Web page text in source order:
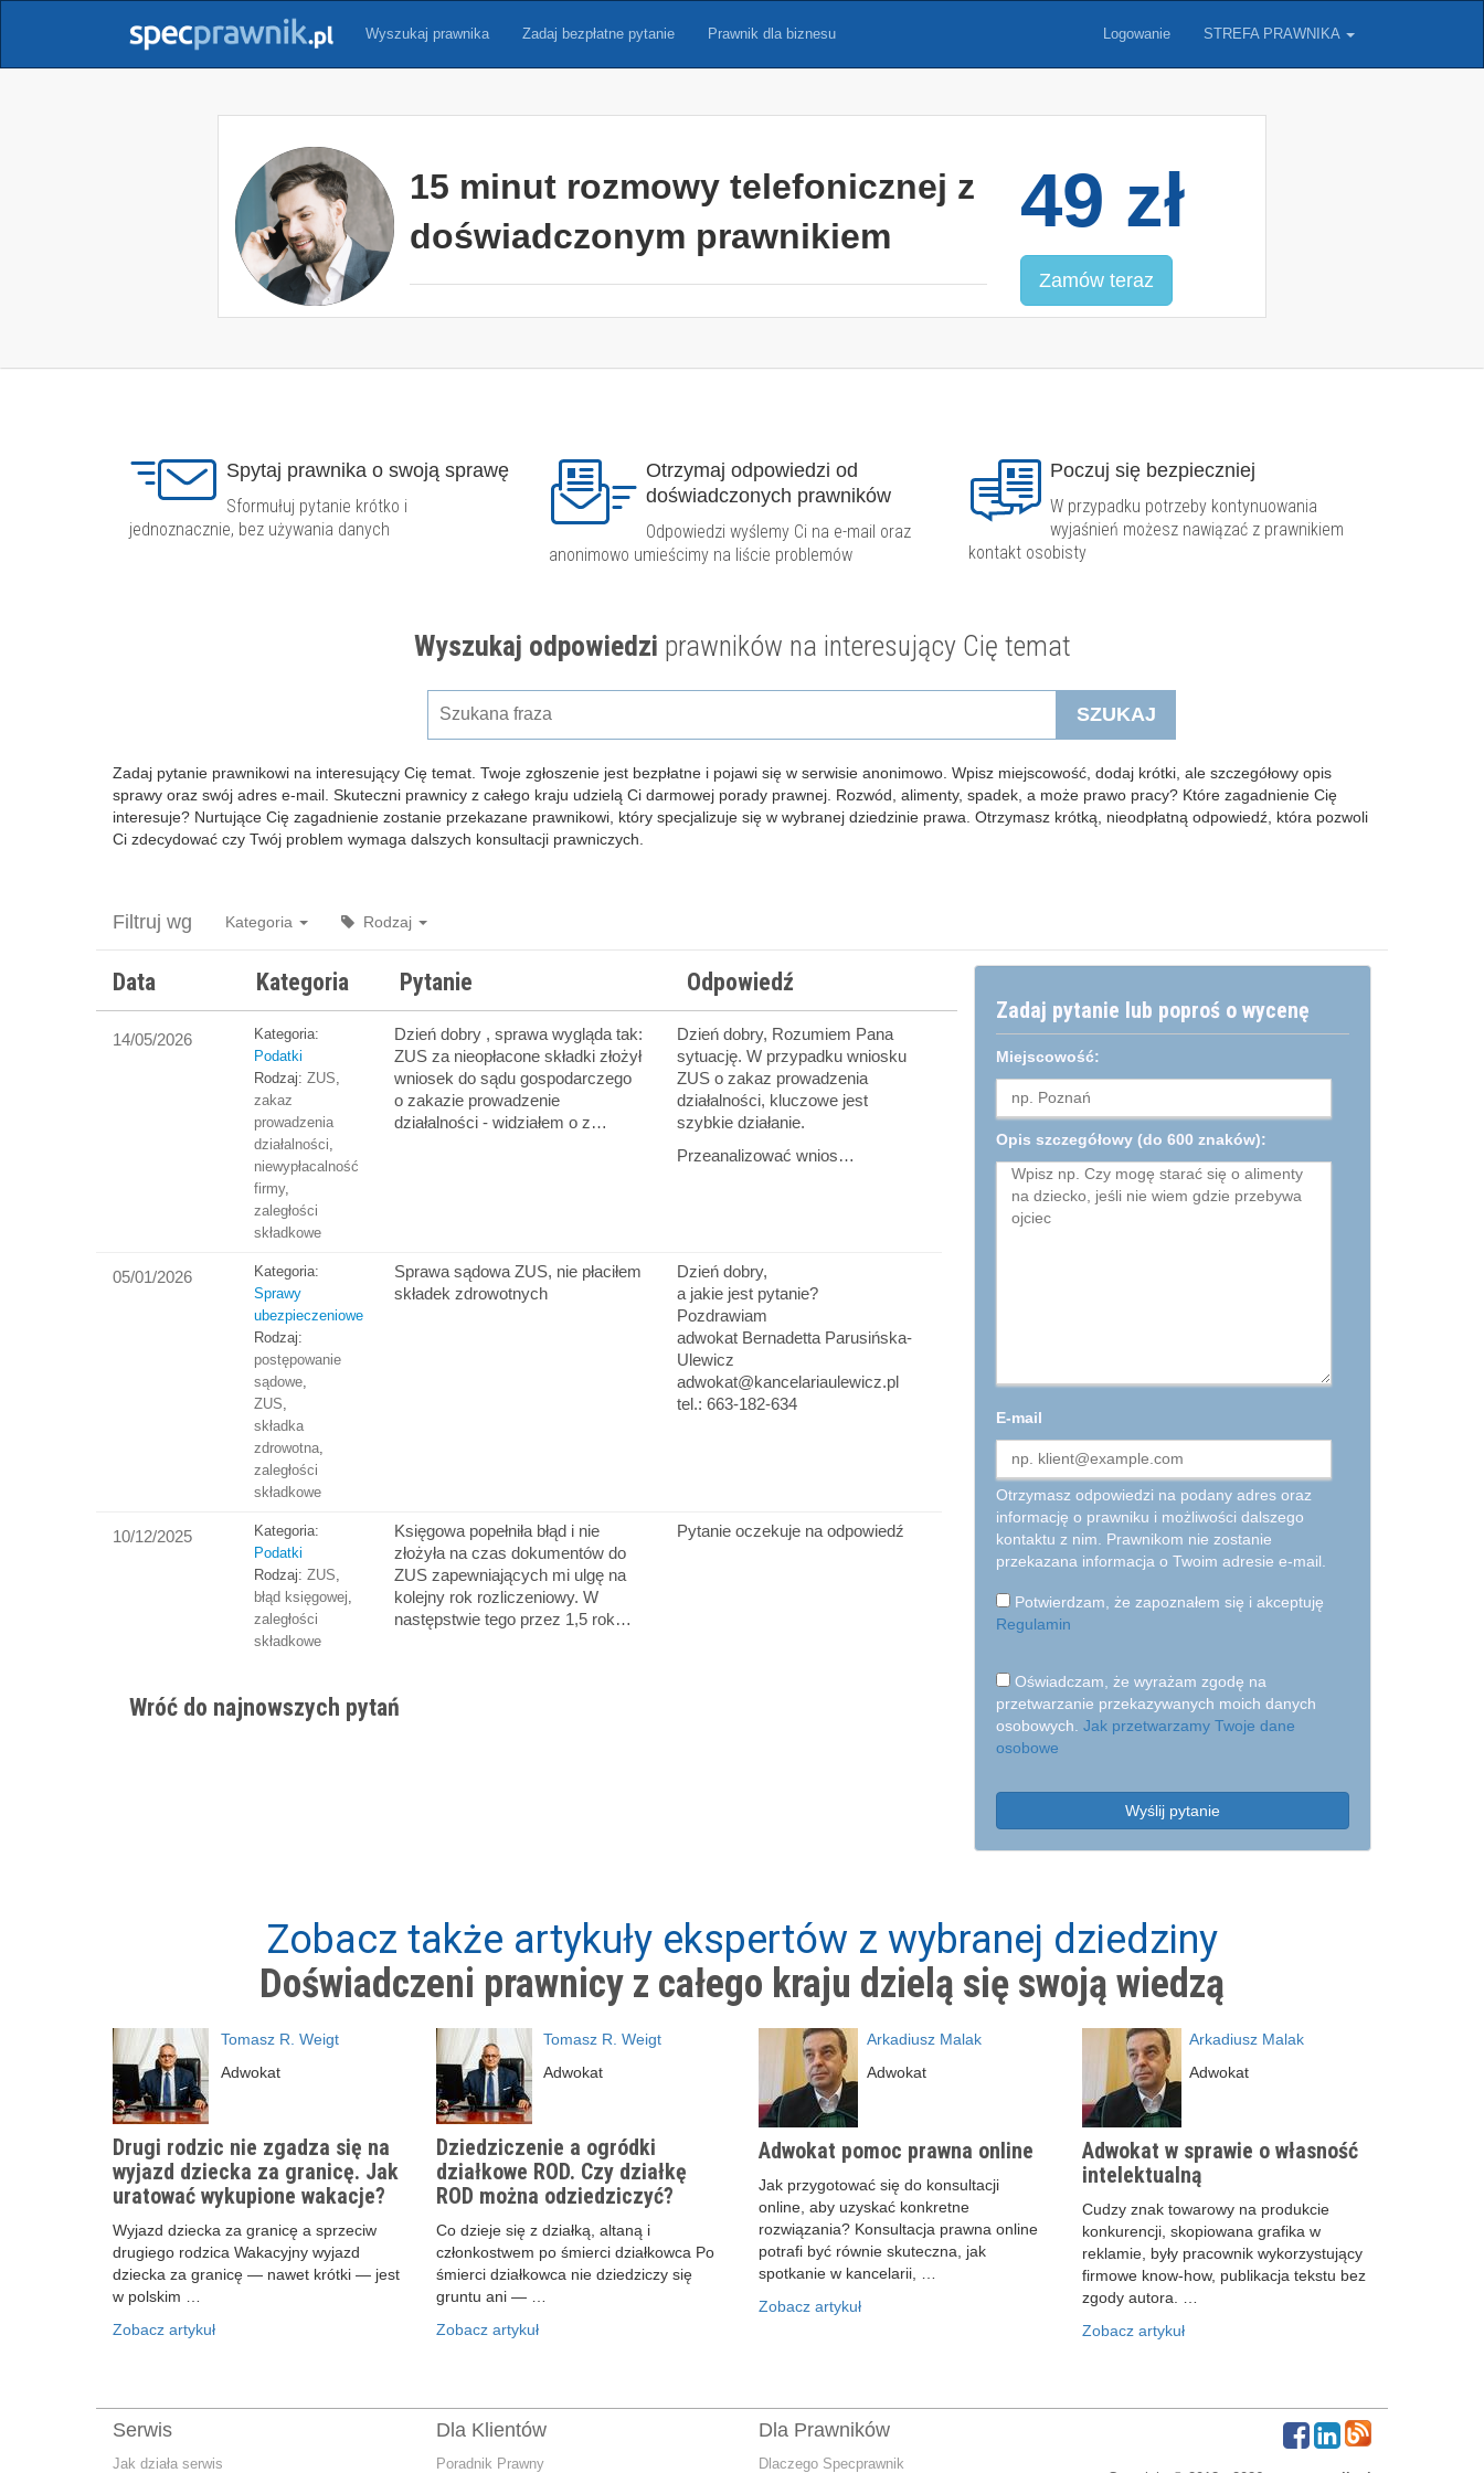
Wyszukaj prawnika Zadaj bezpłatne pytanie Prawnik dla biznesu Logowanie STREFA PRAWNIKA
15 minut rozmowy telefonicznej z
doświadczonym prawnikiem
49 zł
Zamów teraz
Spytaj prawnika o swoją sprawę
Sformułuj pytanie krótko i
jednoznacznie, bez używania danych
Otrzymaj odpowiedzi od
doświadczonych prawników
Odpowiedzi wyślemy Ci na e-mail oraz
anonimowo umieścimy na liście problemów
Poczuj się bezpieczniej
W przypadku potrzeby kontynuowania
wyjaśnień możesz nawiązać z prawnikiem
kontakt osobisty
Wyszukaj odpowiedzi prawników na interesujący Cię temat
SZUKAJ
Zadaj pytanie prawnikowi na interesujący Cię temat. Twoje zgłoszenie jest bezpłatne i pojawi się w serwisie anonimowo. Wpisz miejscowość, dodaj krótki, ale szczegółowy opis
sprawy oraz swój adres e-mail. Skuteczni prawnicy z całego kraju udzielą Ci darmowej porady prawnej. Rozwód, alimenty, spadek, a może prawo pracy? Które zagadnienie Cię
interesuje? Nurtujące Cię zagadnienie zostanie przekazane prawnikowi, który specjalizuje się w wybranej dziedzinie prawa. Otrzymasz krótką, nieodpłatną odpowiedź, która pozwoli
Ci zdecydować czy Twój problem wymaga dalszych konsultacji prawniczych.
Filtruj wg Kategoria Rodzaj
Zadaj pytanie lub poproś o wycenę
Miejscowość:
Opis szczegółowy (do 600 znaków):
E-mail
Otrzymasz odpowiedzi na podany adres oraz
informację o prawniku i możliwości dalszego
kontaktu z nim. Prawnikom nie zostanie
przekazana informacja o Twoim adresie e-mail.
Potwierdzam, że zapoznałem się i akceptuję
Regulamin
Oświadczam, że wyrażam zgodę na
przetwarzanie przekazywanych moich danych
osobowych. Jak przetwarzamy Twoje dane
osobowe
Wyślij pytanie
Data Kategoria Pytanie Odpowiedź
14/05/2026
Kategoria:
Podatki
Rodzaj: ZUS,
zakaz
prowadzenia
działalności,
niewypłacalność
firmy,
zaległości
składkowe
Dzień dobry , sprawa wygląda tak:
ZUS za nieopłacone składki złożył
wniosek do sądu gospodarczego
o zakazie prowadzenie
działalności - widziałem o z…
Dzień dobry, Rozumiem Pana
sytuację. W przypadku wniosku
ZUS o zakaz prowadzenia
działalności, kluczowe jest
szybkie działanie.
Przeanalizować wnios…
05/01/2026
Kategoria:
Sprawy
ubezpieczeniowe
Rodzaj:
postępowanie
sądowe,
ZUS,
składka
zdrowotna,
zaległości
składkowe
Sprawa sądowa ZUS, nie płaciłem
składek zdrowotnych
Dzień dobry,
a jakie jest pytanie?
Pozdrawiam
adwokat Bernadetta Parusińska-
Ulewicz
adwokat@kancelariaulewicz.pl
tel.: 663-182-634
10/12/2025
Kategoria:
Podatki
Rodzaj: ZUS,
błąd księgowej,
zaległości
składkowe
Księgowa popełniła błąd i nie
złożyła na czas dokumentów do
ZUS zapewniających mi ulgę na
kolejny rok rozliczeniowy. W
następstwie tego przez 1,5 rok…
Pytanie oczekuje na odpowiedź
Wróć do najnowszych pytań
Zobacz także artykuły ekspertów z wybranej dziedziny
Doświadczeni prawnicy z całego kraju dzielą się swoją wiedzą
Tomasz R. Weigt
Adwokat
Drugi rodzic nie zgadza się na
wyjazd dziecka za granicę. Jak
uratować wykupione wakacje?
Wyjazd dziecka za granicę a sprzeciw
drugiego rodzica Wakacyjny wyjazd
dziecka za granicę — nawet krótki — jest
w polskim …
Zobacz artykuł
Tomasz R. Weigt
Adwokat
Dziedziczenie a ogródki
działkowe ROD. Czy działkę
ROD można odziedziczyć?
Co dzieje się z działką, altaną i
członkostwem po śmierci działkowca Po
śmierci działkowca nie dziedziczy się
gruntu ani — …
Zobacz artykuł
Arkadiusz Malak
Adwokat
Adwokat pomoc prawna online
Jak przygotować się do konsultacji
online, aby uzyskać konkretne
rozwiązania? Konsultacja prawna online
potrafi być równie skuteczna, jak
spotkanie w kancelarii, …
Zobacz artykuł
Arkadiusz Malak
Adwokat
Adwokat w sprawie o własność
intelektualną
Cudzy znak towarowy na produkcie
konkurencji, skopiowana grafika w
reklamie, były pracownik wykorzystujący
firmowe know-how, publikacja tekstu bez
zgody autora. …
Zobacz artykuł
Serwis
Jak działa serwis
Dla Klientów
Poradnik Prawny
Dla Prawników
Dlaczego Specprawnik